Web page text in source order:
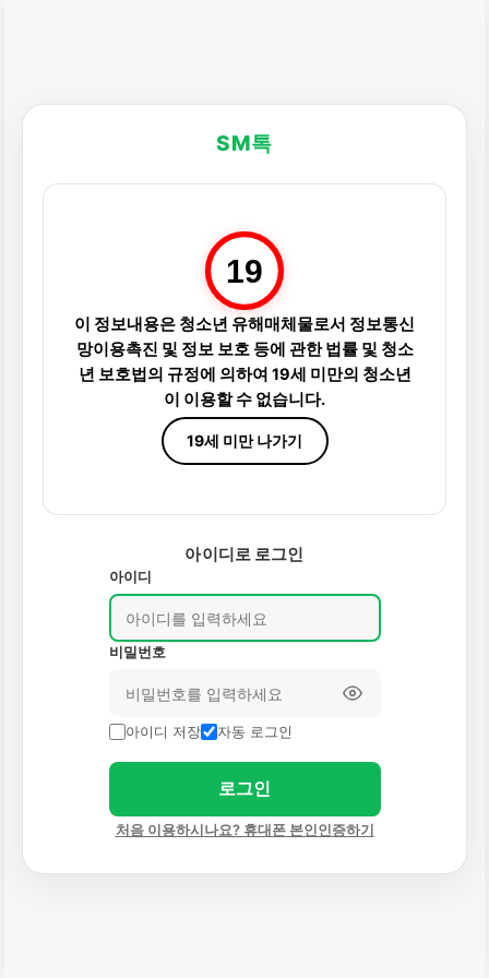
SM톡
19
이 정보내용은 청소년 유해매체물로서 정보통신
망이용촉진 및 정보 보호 등에 관한 법률 및 청소
년 보호법의 규정에 의하여 19세 미만의 청소년
이 이용할 수 없습니다.
19세 미만 나가기
아이디로 로그인
아이디
비밀번호
아이디 저장 자동 로그인
로그인
처음 이용하시나요? 휴대폰 본인인증하기